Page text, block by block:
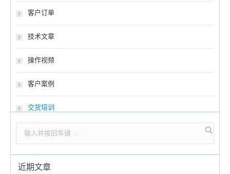
客户订单
技术文章
操作视频
客户案例
交货培训
近期文章